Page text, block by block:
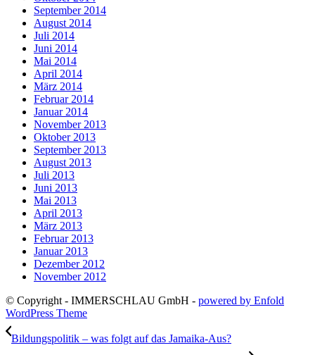
September 2014
August 2014
Juli 2014
Juni 2014
Mai 2014
April 2014
März 2014
Februar 2014
Januar 2014
November 2013
Oktober 2013
September 2013
August 2013
Juli 2013
Juni 2013
Mai 2013
April 2013
März 2013
Februar 2013
Januar 2013
Dezember 2012
November 2012
© Copyright - IMMERSCHLAU GmbH - powered by Enfold
WordPress Theme
Bildungspolitik – was folgt auf das Jamaika-Aus?